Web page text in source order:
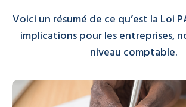
Voici un résumé de ce qu’est la Loi
implications pour les entreprises,
niveau comptable.